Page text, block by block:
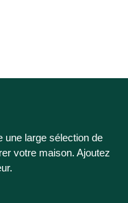
une large sélection de
votre maison. Ajoutez